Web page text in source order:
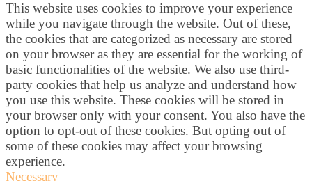
This website uses cookies to improve your experience
while you navigate through the website. Out of these,
the cookies that are categorized as necessary are stored
on your browser as they are essential for the working of
basic functionalities of the website. We also use third-
party cookies that help us analyze and understand how
you use this website. These cookies will be stored in
your browser only with your consent. You also have the
option to opt-out of these cookies. But opting out of
some of these cookies may affect your browsing
experience.
Necessary